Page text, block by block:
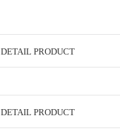
DETAIL PRODUCT
DETAIL PRODUCT